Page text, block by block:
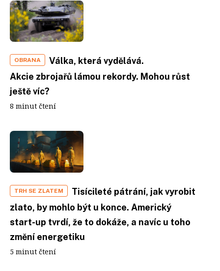
OBRANA
Válka, která vydělává.
Akcie zbrojařů lámou rekordy. Mohou růst
ještě víc?
8 minut čtení
TRH SE ZLATEM
Tisícileté pátrání, jak vyrobit
zlato, by mohlo být u konce. Americký
start-up tvrdí, že to dokáže, a navíc u toho
změní energetiku
5 minut čtení